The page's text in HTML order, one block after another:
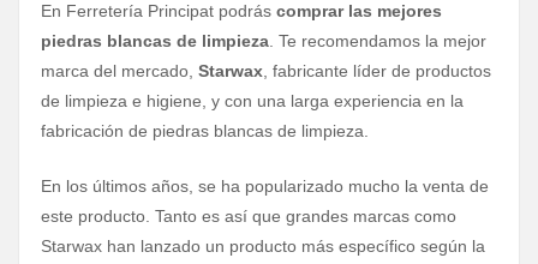
En Ferretería Principat podrás comprar las mejores
piedras blancas de limpieza. Te recomendamos la mejor
marca del mercado, Starwax, fabricante líder de productos
de limpieza e higiene, y con una larga experiencia en la
fabricación de piedras blancas de limpieza.
En los últimos años, se ha popularizado mucho la venta de
este producto. Tanto es así que grandes marcas como
Starwax han lanzado un producto más específico según la